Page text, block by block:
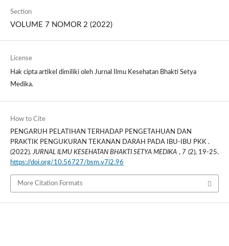
Section
VOLUME 7 NOMOR 2 (2022)
License
Hak cipta artikel dimiliki oleh Jurnal Ilmu Kesehatan Bhakti Setya
Medika.
How to Cite
PENGARUH PELATIHAN TERHADAP PENGETAHUAN DAN
PRAKTIK PENGUKURAN TEKANAN DARAH PADA IBU-IBU PKK .
(2022).JURNAL ILMU KESEHATAN BHAKTI SETYA MEDIKA , 7 (2), 19-25.
https://doi.org/10.56727/bsm.v7i2.96
More Citation Formats